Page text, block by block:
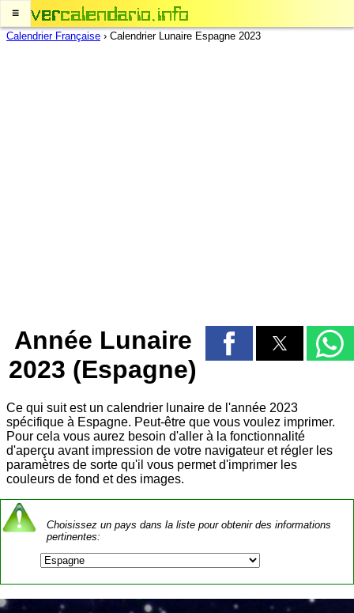
≡
Calendrier Française › Calendrier Lunaire Espagne 2023
Année Lunaire
2023 (Espagne)
Ce qui suit est un calendrier lunaire de l'année 2023
spécifique à Espagne. Peut-être que vous voulez imprimer.
Pour cela vous aurez besoin d'aller à la fonctionnalité
d'aperçu avant impression de votre navigateur et régler les
paramètres de sorte qu'il vous permet d'imprimer les
couleurs de fond et des images.
Choisissez un pays dans la liste pour obtenir des informations
pertinentes: